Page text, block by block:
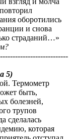
оборотились
и снова
страданий…»
5)
Термометр
быть,
болезней,
трупов
сделалась
которая